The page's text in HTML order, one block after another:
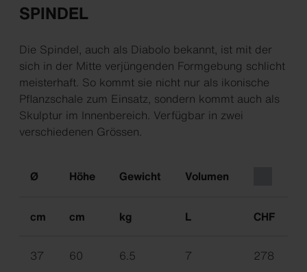
SPINDEL
Die Spindel, auch als Diabolo bekannt, ist mit der
sich in der Mitte verjüngenden Formgebung schlicht
meisterhaft. So kommt sie nicht nur als ikonische
Pflanzschale zum Einsatz, sondern kommt auch als
Skulptur im Innenbereich. Verfügbar in zwei
verschiedenen Grössen.
Ø Höhe Gewicht Volumen
cm cm kg L CHF
37 60 6.5 7 278